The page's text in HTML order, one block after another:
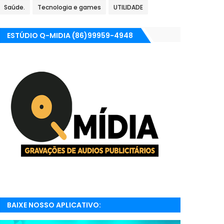
Saúde. Tecnologia e games UTILIDADE
ESTÚDIO Q-MIDIA (86)99959-4948
BAIXE NOSSO APLICATIVO:
RADIONETPARNAIBA